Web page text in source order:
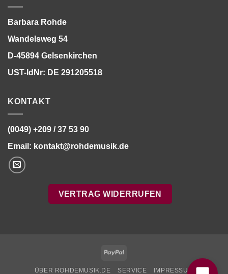
Barbara Rohde
Wandelsweg 54
D-45894 Gelsenkirchen
UST-IdNr: DE 291205518
KONTAKT
(0049) +209 / 37 53 90
Email: kontakt@rohdemusik.de
VERTRAG WIDERRUFEN
PayPal
ÜBER ROHDEMUSIK.DE SERVICE IMPRESSUM